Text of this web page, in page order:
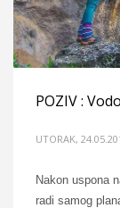
POZIV :
UTORAK,
Nakon uspona
radi samog